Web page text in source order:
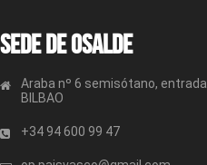
Sede de OSALDE
Araba nº 6 semisótano,
BILBAO
+34 94 600 99 47